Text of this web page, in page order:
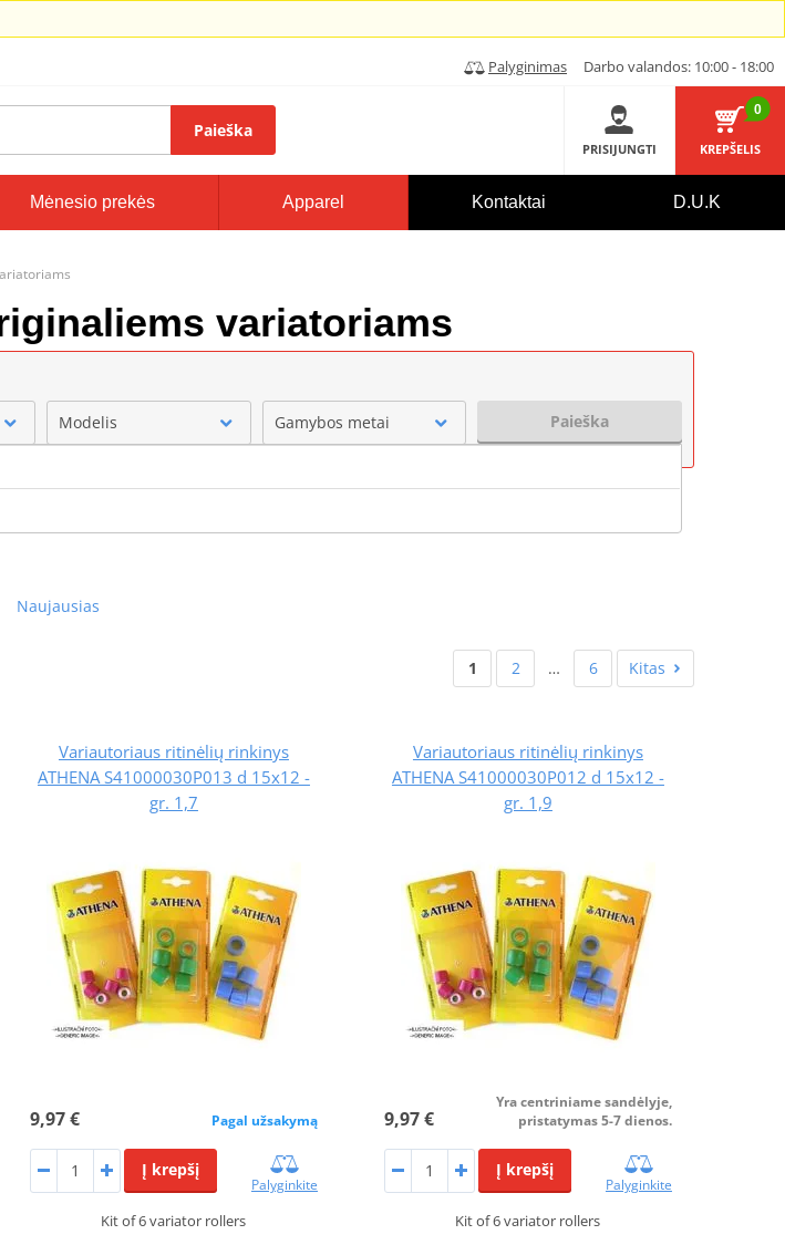
Palyginimas Darbo valandos: 10:00 - 18:00
Paieška
PRISIJUNGTI
0
KREPŠELIS
Mėnesio prekės Apparel Kontaktai D.U.K
variatoriams
Modelis Gamybos metai Paieška
Naujausias
1 2 … 6 Kitas
Variautoriaus ritinėlių rinkinys
ATHENA S41000030P013 d 15x12 -
gr. 1,7
9,97 € Pagal užsakymą
Į krepšį
Palyginkite
Kit of 6 variator rollers
Variautoriaus ritinėlių rinkinys
ATHENA S41000030P012 d 15x12 -
gr. 1,9
9,97 €
Yra centriniame sandėlyje,
pristatymas 5-7 dienos.
Į krepšį
Palyginkite
Kit of 6 variator rollers